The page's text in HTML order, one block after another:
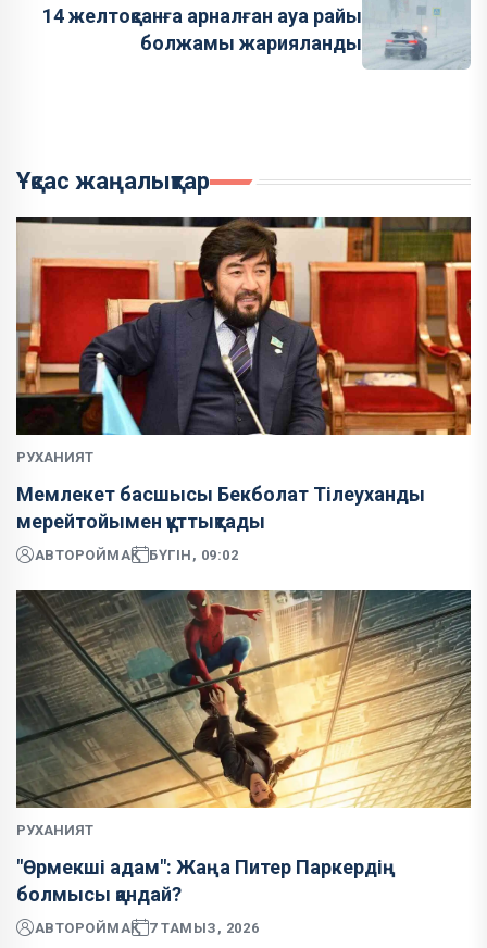
14 желтоқсанға арналған ауа райы
болжамы жарияланды
Ұқсас жаңалықтар
РУХАНИЯТ
Мемлекет басшысы Бекболат Тілеуханды
мерейтойымен құттықтады
АВТОРОЙМАҚ БҮГІН, 09:02
РУХАНИЯТ
"Өрмекші адам": Жаңа Питер Паркердің
болмысы қандай?
АВТОРОЙМАҚ 7 ТАМЫЗ, 2026